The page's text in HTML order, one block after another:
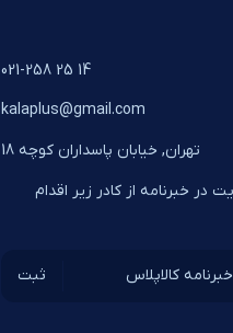
14 25 021-258
kalaplus@gmail.com
تهران, خیابان پاسداران کوچه 18
خبرنامه از کادر زیر اقدام